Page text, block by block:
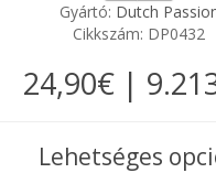
Gyártó: Dutch
Cikkszám: DP0432
24,90€ |
Lehetséges